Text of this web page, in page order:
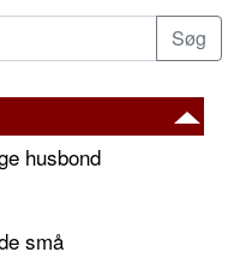
husbond
små